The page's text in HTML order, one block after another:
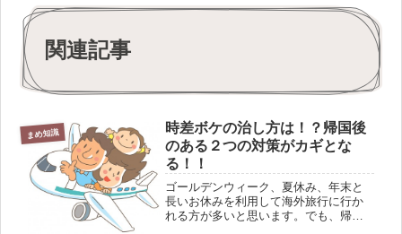
関連記事
まめ知識
時差ボケの治し方は！？帰国後
のある２つの対策がカギとな
る！！
ゴールデンウィーク、夏休み、年末と
長いお休みを利用して海外旅行に行か
れる方が多いと思います。でも、帰国